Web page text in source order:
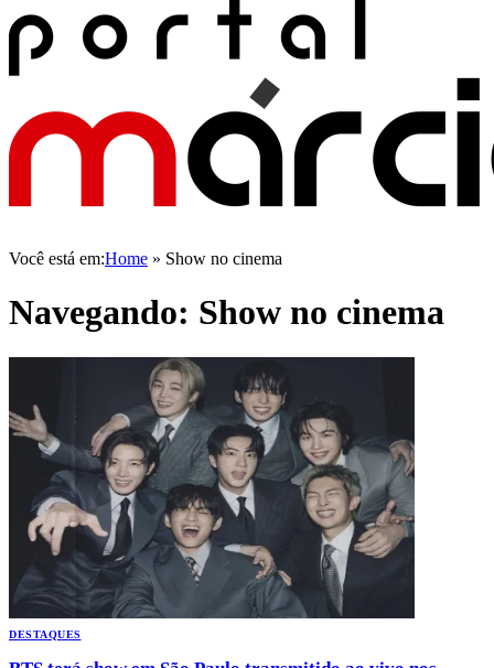
Você está em:Home » Show no cinema
Navegando: Show no cinema
DESTAQUES